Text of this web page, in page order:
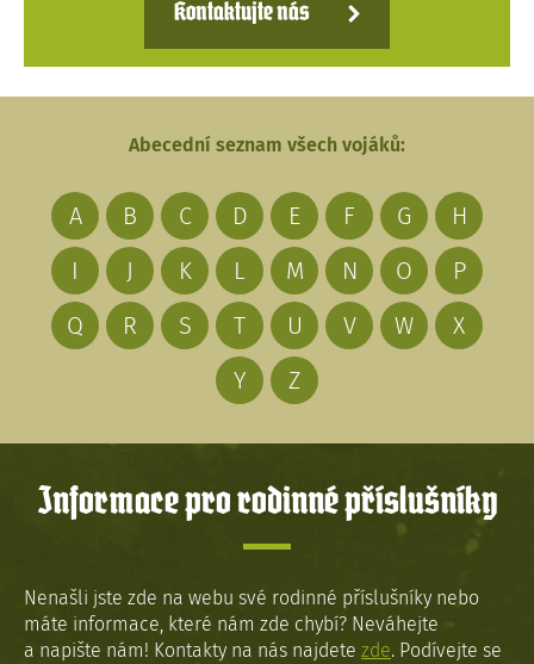
Kontaktujte nás
Abecední seznam všech vojáků:
A B C D E F G
H
I
J K L M N O
P
Q
R S T U V W
X
Y
Z
Informace pro rodinné příslušníky
Nenašli jste zde na webu své rodinné příslušníky nebo
máte informace, které nám zde chybí? Neváhejte
a napište nám! Kontakty na nás najdete zde. Podívejte se